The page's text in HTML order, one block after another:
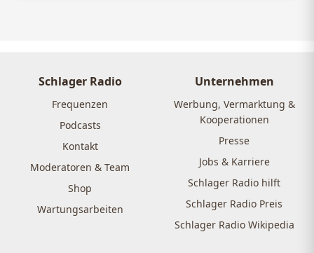
Schlager Radio
Frequenzen
Podcasts
Kontakt
Moderatoren & Team
Shop
Wartungsarbeiten
Unternehmen
Werbung, Vermarktung &
Kooperationen
Presse
Jobs & Karriere
Schlager Radio hilft
Schlager Radio Preis
Schlager Radio Wikipedia